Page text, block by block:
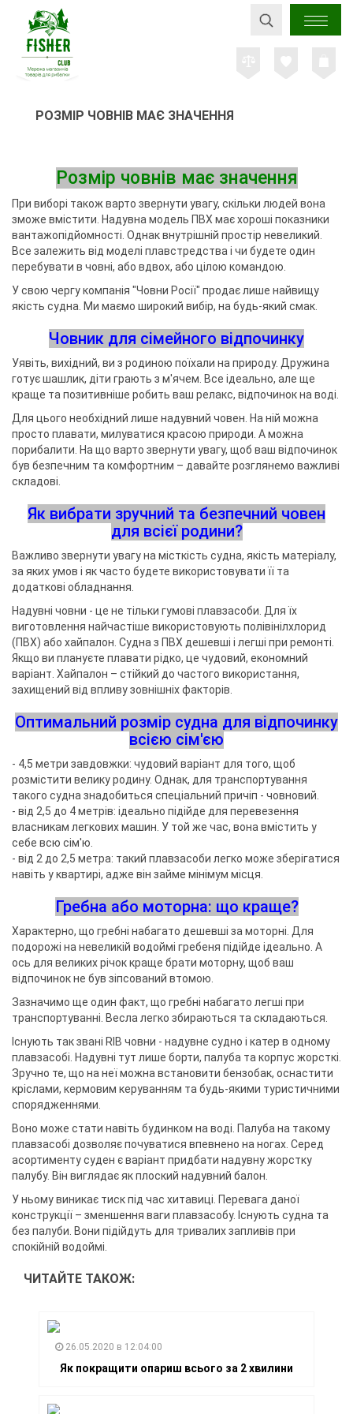
РОЗМІР ЧОВНІВ МАЄ ЗНАЧЕННЯ
Розмір човнів має значення
При виборі також варто звернути увагу, скільки людей вона
зможе вмістити. Надувна модель ПВХ має хороші показники
вантажопідйомності. Однак внутрішній простір невеликий.
Все залежить від моделі плавстредства і чи будете один
перебувати в човні, або вдвох, або цілою командою.
У свою чергу компанія "Човни Росії" продає лише найвищу
якість судна. Ми маємо широкий вибір, на будь-який смак.
Човник для сімейного відпочинку
Уявіть, вихідний, ви з родиною поїхали на природу. Дружина
готує шашлик, діти грають з м'ячем. Все ідеально, але ще
краще та позитивніше робить ваш релакс, відпочинок на воді.
Для цього необхідний лише надувний човен. На ній можна
просто плавати, милуватися красою природи. А можна
порибалити. На що варто звернути увагу, щоб ваш відпочинок
був безпечним та комфортним – давайте розглянемо важливі
складові.
Як вибрати зручний та безпечний човен
для всієї родини?
Важливо звернути увагу на місткість судна, якість матеріалу,
за яких умов і як часто будете використовувати її та
додаткові обладнання.
Надувні човни - це не тільки гумові плавзасоби. Для їх
виготовлення найчастіше використовують полівінілхлорид
(ПВХ) або хайпалон. Судна з ПВХ дешевші і легші при ремонті.
Якщо ви плануєте плавати рідко, це чудовий, економний
варіант. Хайпалон – стійкий до частого використання,
захищений від впливу зовнішніх факторів.
Оптимальний розмір судна для відпочинку
всією сім'єю
- 4,5 метри завдовжки: чудовий варіант для того, щоб
розмістити велику родину. Однак, для транспортування
такого судна знадобиться спеціальний причіп - човновий.
- від 2,5 до 4 метрів: ідеально підійде для перевезення
власникам легкових машин. У той же час, вона вмістить у
себе всю сім'ю.
- від 2 до 2,5 метра: такий плавзасоби легко може зберігатися
навіть у квартирі, адже він займе мінімум місця.
Гребна або моторна: що краще?
Характерно, що гребні набагато дешевші за моторні. Для
подорожі на невеликій водоймі гребеня підійде ідеально. А
ось для великих річок краще брати моторну, щоб ваш
відпочинок не був зіпсований втомою.
Зазначимо ще один факт, що гребні набагато легші при
транспортуванні. Весла легко збираються та складаються.
Існують так звані RIB човни - надувне судно і катер в одному
плавзасобі. Надувні тут лише борти, палуба та корпус жорсткі.
Зручно те, що на неї можна встановити бензобак, оснастити
кріслами, кермовим керуванням та будь-якими туристичними
спорядженнями.
Воно може стати навіть будинком на воді. Палуба на такому
плавзасобі дозволяє почуватися впевнено на ногах. Серед
асортименту суден є варіант придбати надувну жорстку
палубу. Він виглядає як плоский надувний балон.
У ньому виникає тиск під час хитавиці. Перевага даної
конструкції – зменшення ваги плавзасобу. Існують судна та
без палуби. Вони підійдуть для тривалих запливів при
спокійній водоймі.
ЧИТАЙТЕ ТАКОЖ:
26.05.2020 в 12:04:00
Як покращити опариш всього за 2 хвилини